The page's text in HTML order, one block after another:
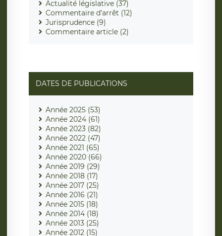
Actualité législative (37)
Commentaire d'arrêt (12)
Jurisprudence (9)
Commentaire article (2)
DATES DE PUBLICATIONS
Année 2025 (53)
Année 2024 (61)
Année 2023 (82)
Année 2022 (47)
Année 2021 (65)
Année 2020 (66)
Année 2019 (29)
Année 2018 (17)
Année 2017 (25)
Année 2016 (21)
Année 2015 (18)
Année 2014 (18)
Année 2013 (25)
Année 2012 (15)